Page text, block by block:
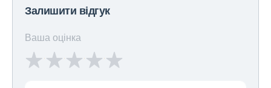
Залишити відгук
Ваша оцінка